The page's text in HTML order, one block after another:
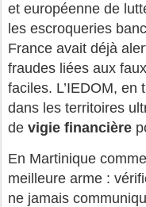
et européenne de
les escroqueries
France avait déjà
fraudes liées aux
faciles. L’IEDOM, en
dans les territoires
de vigie financière
En Martinique
meilleure arme :
ne jamais